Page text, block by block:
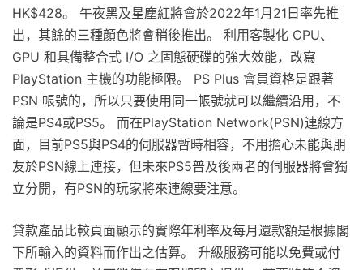
HK$428。 午夜黑及星塵紅將會於2022年1月21日率先推
出，其餘的三種顏色將會稍後推出。 利用客製化 CPU、
GPU 和具備整合式 I/O 之固態硬碟的強大效能，改寫
PlayStation 主機的功能極限。 PS Plus 會員資格是跟著
PSN 帳號的，所以只要使用同一帳號就可以繼續沿用，不
論是PS4或PS5。 而在PlayStation Network(PSN)連線方
面，目前PS5與PS4的伺服器暫時相容，不用擔心未能與朋
友於PSN線上連接，但未來PS5普及後兩者的伺服器將會獨
立分開，有PSN的玩家將來連線要注意。
貸款產品比較頁面顯示的實際年利率及每月還款額是根據閣
下所輸入的資料而作出之估算。 升級服務可能以免費或付